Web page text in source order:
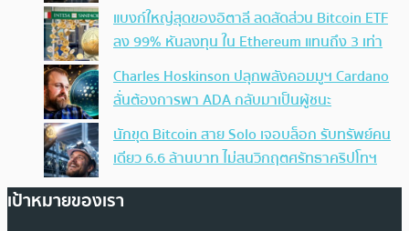
แบงก์ใหญ่สุดของอิตาลี ลดสัดส่วน Bitcoin ETF
ลง 99% หันลงทุน ใน Ethereum แทนถึง 3 เท่า
Charles Hoskinson ปลุกพลังคอมมูฯ Cardano
ลั่นต้องการพา ADA กลับมาเป็นผู้ชนะ
นักขุด Bitcoin สาย Solo เจอบล็อก รับทรัพย์คน
เดียว 6.6 ล้านบาท ไม่สนวิกฤตศรัทธาคริปโทฯ
เป้าหมายของเรา